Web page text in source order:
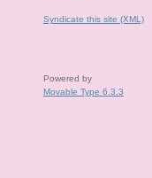
Syndicate this site (XML)
Powered by
Movable Type 6.3.3